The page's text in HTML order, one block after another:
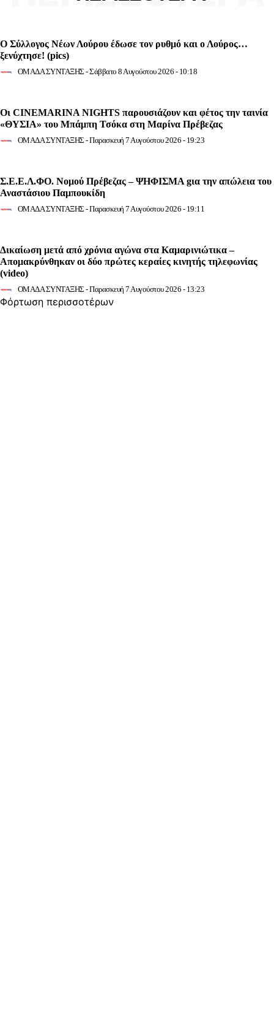
Ο Σύλλογος Νέων Λούρου έδωσε τον ρυθμό και ο Λούρος…
ξενύχτησε! (pics)
ΟΜΑΔΑ ΣΥΝΤΑΞΗΣ -Σάββατο 8 Αυγούστου 2026 - 10:18
Οι CINEMARINA NIGHTS παρουσιάζουν και φέτος την ταινία
«ΘΥΣΙΑ» του Μπάμπη Τσόκα στη Μαρίνα Πρέβεζας
ΟΜΑΔΑ ΣΥΝΤΑΞΗΣ -Παρασκευή 7 Αυγούστου 2026 - 19:23
Σ.Ε.Ε.Λ.ΦΟ. Νομού Πρέβεζας – ΨΗΦΙΣΜΑ gια την απώλεια του
Αναστάσιου Παμπουκίδη
ΟΜΑΔΑ ΣΥΝΤΑΞΗΣ -Παρασκευή 7 Αυγούστου 2026 - 19:11
Δικαίωση μετά από χρόνια αγώνα στα Καμαρινιώτικα –
Απομακρύνθηκαν οι δύο πρώτες κεραίες κινητής τηλεφωνίας
(video)
ΟΜΑΔΑ ΣΥΝΤΑΞΗΣ -Παρασκευή 7 Αυγούστου 2026 - 13:23
Φόρτωση περισσοτέρων